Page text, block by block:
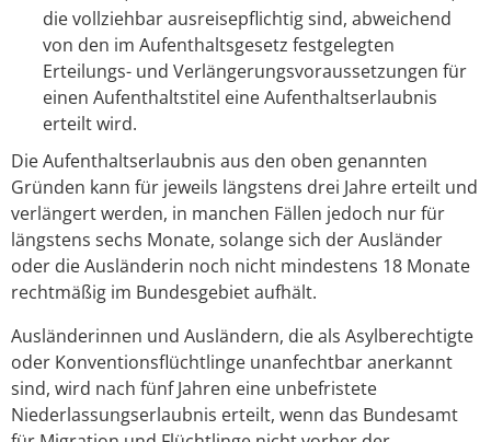
die vollziehbar ausreisepflichtig sind, abweichend
von den im Aufenthaltsgesetz festgelegten
Erteilungs- und Verlängerungsvoraussetzungen für
einen Aufenthaltstitel eine Aufenthaltserlaubnis
erteilt wird.
Die Aufenthaltserlaubnis aus den oben genannten
Gründen kann für jeweils längstens drei Jahre erteilt und
verlängert werden, in manchen Fällen jedoch nur für
längstens sechs Monate, solange sich der Ausländer
oder die Ausländerin noch nicht mindestens 18 Monate
rechtmäßig im Bundesgebiet aufhält.
Ausländerinnen und Ausländern, die als Asylberechtigte
oder Konventionsflüchtlinge unanfechtbar anerkannt
sind, wird nach fünf Jahren eine unbefristete
Niederlassungserlaubnis erteilt, wenn das Bundesamt